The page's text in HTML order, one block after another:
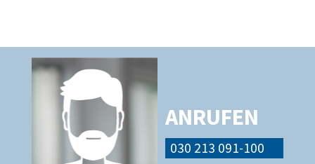
ANRUFEN
030 213 091-100